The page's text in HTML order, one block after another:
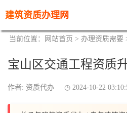
建筑资质办理网
当前位置： 网站首页 > 办理资质需要
宝山区交通工程资质
作者: 资质代办 2024-10-22